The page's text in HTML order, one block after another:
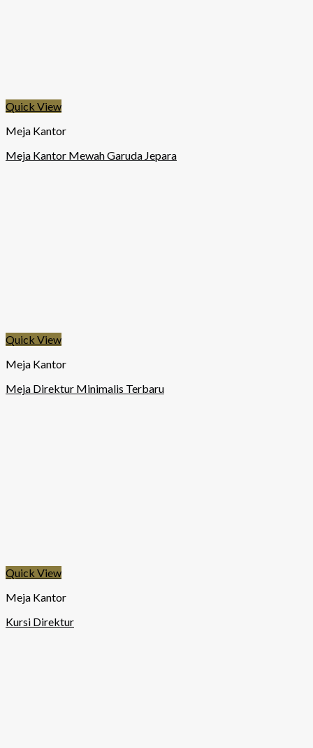
Quick View
Meja Kantor
Meja Kantor Mewah Garuda Jepara
Quick View
Meja Kantor
Meja Direktur Minimalis Terbaru
Quick View
Meja Kantor
Kursi Direktur